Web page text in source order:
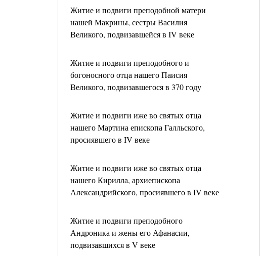
Житие и подвиги преподобной матери
нашей Макрины, сестры Василия
Великого, подвизавшейся в IV веке
Житие и подвиги преподобного и
богоносного отца нашего Паисия
Великого, подвизавшегося в 370 году
Житие и подвиги иже во святых отца
нашего Мартина епископа Галльского,
просиявшего в IV веке
Житие и подвиги иже во святых отца
нашего Кирилла, архиепископа
Александрийского, просиявшего в IV веке
Житие и подвиги преподобного
Андроника и жены его Афанасии,
подвизавшихся в V веке